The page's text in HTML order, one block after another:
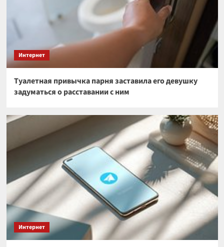
Интернет
Туалетная привычка парня заставила его девушку
задуматься о расставании с ним
Интернет